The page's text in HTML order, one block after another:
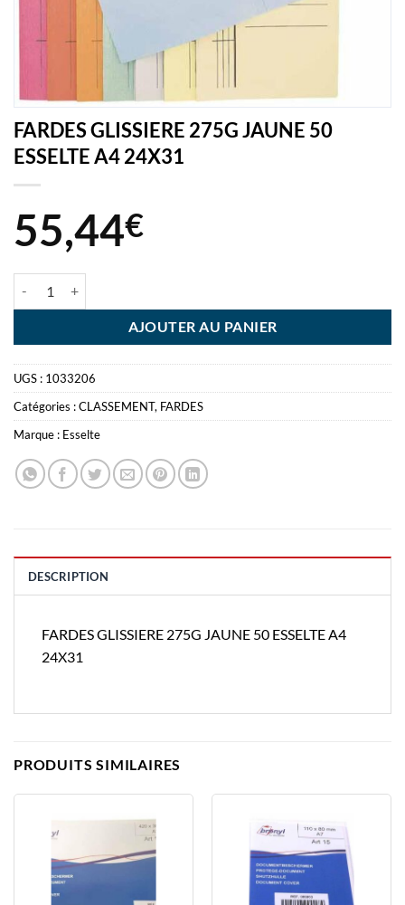
FARDES GLISSIERE 275G JAUNE 50
ESSELTE A4 24X31
55,44€
AJOUTER AU PANIER
UGS : 1033206
Catégories :CLASSEMENT, FARDES
Marque : Esselte
DESCRIPTION
FARDES GLISSIERE 275G JAUNE 50 ESSELTE A4
24X31
PRODUITS SIMILAIRES